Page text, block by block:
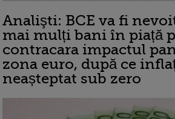
Analişti: BCE va fi
mai mulți bani în piață
contracara impactul
zona euro, după ce
neașteptat sub zero